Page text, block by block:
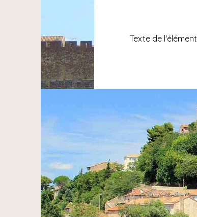
Texte de l'élément